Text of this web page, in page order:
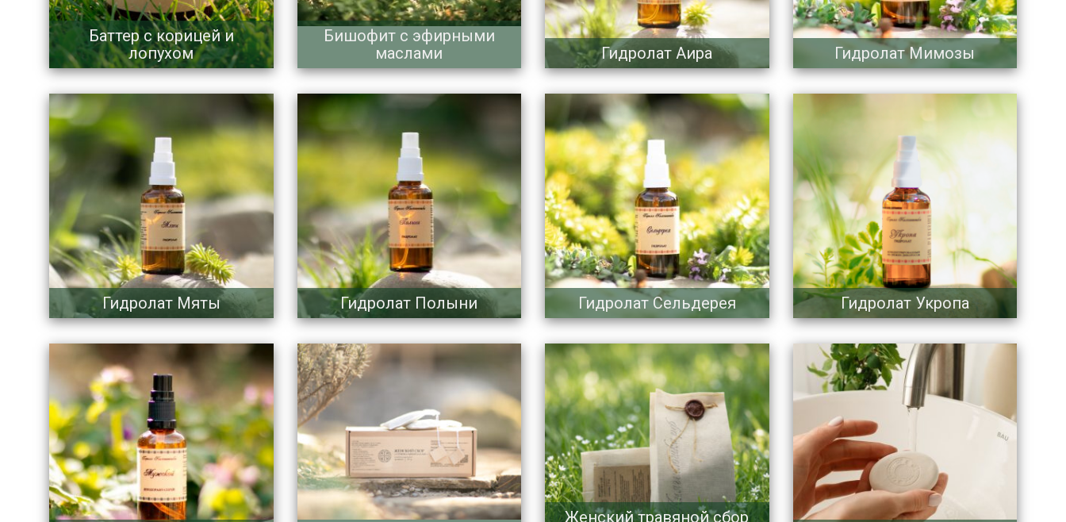
Баттер с корицей и
лопухом
Бишофит с эфирными
маслами
Гидролат Аира Гидролат Мимозы
Гидролат Мяты Гидролат Полыни Гидролат Сельдерея Гидролат Укропа
Женский травяной сбор